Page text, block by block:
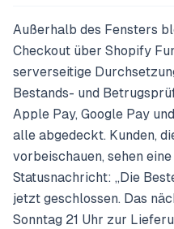
Außerhalb des Fensters
Checkout über Shopify
serverseitige
Bestands- und
Apple Pay, Google Pay
alle abgedeckt. Kunden,
vorbeischauen, sehen
Statusnachricht: „Die
jetzt geschlossen. Das
Sonntag 21 Uhr zur